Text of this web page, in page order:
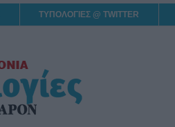
ΤΥΠΟΛΟΓΙΕΣ @ TWITTER